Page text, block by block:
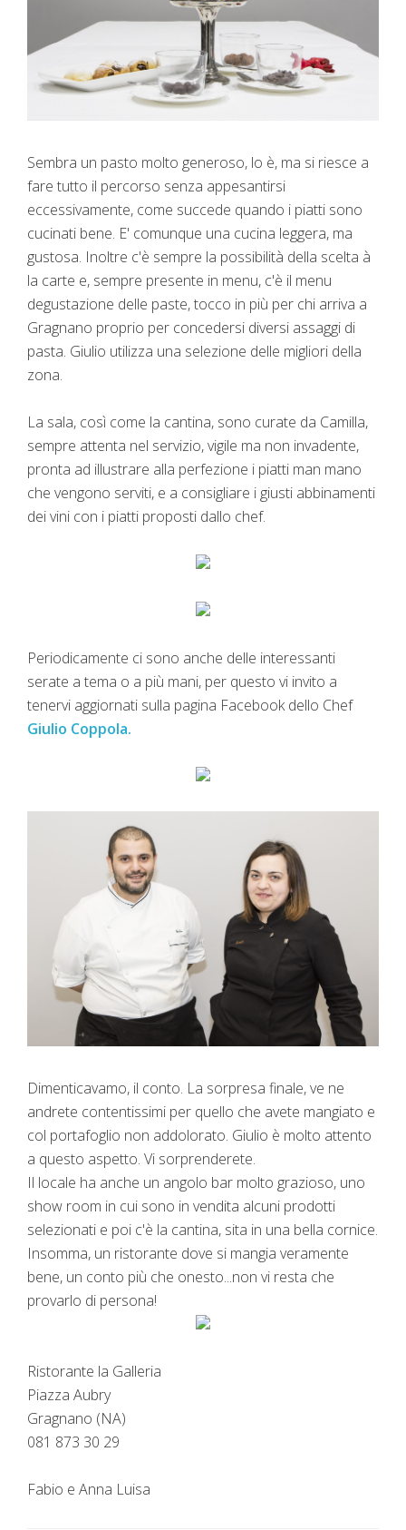
Sembra un pasto molto generoso, lo è, ma si riesce a
fare tutto il percorso senza appesantirsi
eccessivamente, come succede quando i piatti sono
cucinati bene. E' comunque una cucina leggera, ma
gustosa. Inoltre c'è sempre la possibilità della scelta à
la carte e, sempre presente in menu, c'è il menu
degustazione delle paste, tocco in più per chi arriva a
Gragnano proprio per concedersi diversi assaggi di
pasta. Giulio utilizza una selezione delle migliori della
zona.
La sala, così come la cantina, sono curate da Camilla,
sempre attenta nel servizio, vigile ma non invadente,
pronta ad illustrare alla perfezione i piatti man mano
che vengono serviti, e a consigliare i giusti abbinamenti
dei vini con i piatti proposti dallo chef.
Periodicamente ci sono anche delle interessanti
serate a tema o a più mani, per questo vi invito a
tenervi aggiornati sulla pagina Facebook dello Chef
Giulio Coppola.
Dimenticavamo, il conto. La sorpresa finale, ve ne
andrete contentissimi per quello che avete mangiato e
col portafoglio non addolorato. Giulio è molto attento
a questo aspetto. Vi sorprenderete.
Il locale ha anche un angolo bar molto grazioso, uno
show room in cui sono in vendita alcuni prodotti
selezionati e poi c'è la cantina, sita in una bella cornice.
Insomma, un ristorante dove si mangia veramente
bene, un conto più che onesto...non vi resta che
provarlo di persona!
Ristorante la Galleria
Piazza Aubry
Gragnano (NA)
081 873 30 29
Fabio e Anna Luisa